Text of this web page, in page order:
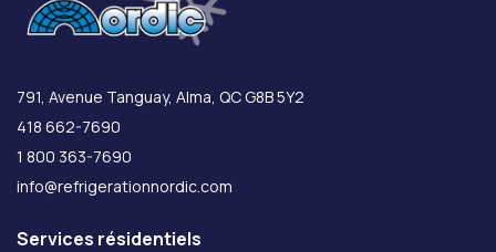
791, Avenue Tanguay, Alma, QC G8B 5Y2
418 662-7690
1 800 363-7690
info@refrigerationnordic.com
Services résidentiels